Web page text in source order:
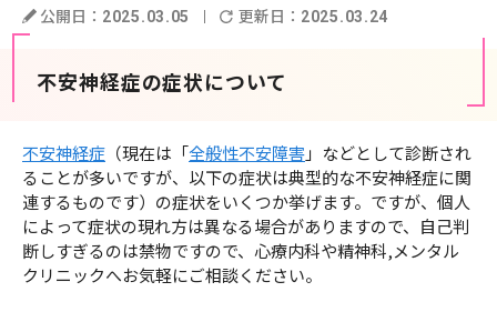
公開日： 2025.03.05 更新日： 2025.03.24
不安神経症の症状について
不安神経症 （現在は「全般性不安障害」などとして診断され
ることが多いですが、以下の症状は典型的な不安神経症に関
連するものです）の症状をいくつか挙げます。ですが、個人
によって症状の現れ方は異なる場合がありますので、自己判
断しすぎるのは禁物ですので、心療内科や精神科,メンタル
クリニックへお気軽にご相談ください。